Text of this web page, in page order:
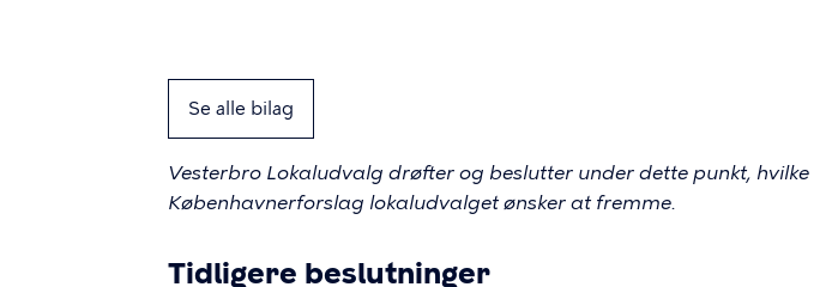
Se alle bilag
Vesterbro Lokaludvalg drøfter og beslutter under dette punkt, hvilke
Københavnerforslag lokaludvalget ønsker at fremme.
Tidligere beslutninger